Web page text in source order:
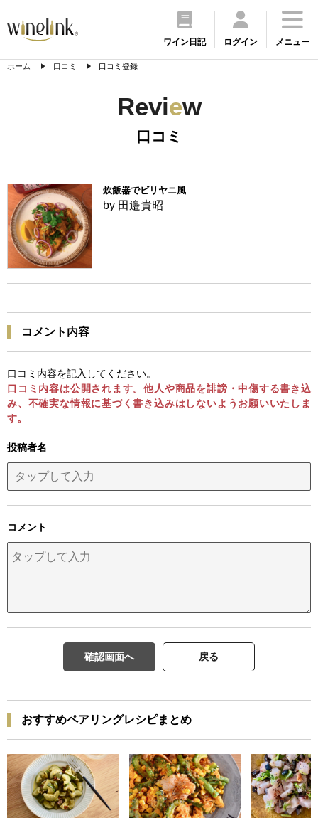
ワイン日記 ログイン メニュー
ホーム 口コミ 口コミ登録
Review
口コミ
炊飯器でビリヤニ風
by 田邉貴昭
コメント内容
口コミ内容を記入してください。
口コミ内容は公開されます。他人や商品を誹謗・中傷する書き込
み、不確実な情報に基づく書き込みはしないようお願いいたしま
す。
投稿者名
コメント
確認画面へ 戻る
おすすめペアリングレシピまとめ